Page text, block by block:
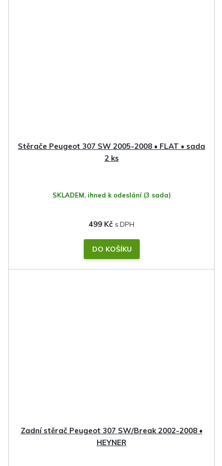
Stěrače Peugeot 307 SW 2005-2008 • FLAT • sada
2 ks
SKLADEM, ihned k odeslání (3 sada)
499 Kč
DO KOŠÍKU
Zadní stěrač Peugeot 307 SW/Break 2002-2008 •
HEYNER